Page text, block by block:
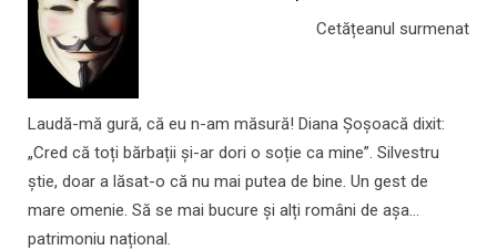
Cetățeanul surmenat
Laudă-mă gură, că eu n-am măsură! Diana Șoșoacă dixit:
„Cred că toți bărbații și-ar dori o soție ca mine”. Silvestru
știe, doar a lăsat-o că nu mai putea de bine. Un gest de
mare omenie. Să se mai bucure și alți români de așa...
patrimoniu național.